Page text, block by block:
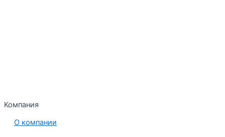
Компания
О компании